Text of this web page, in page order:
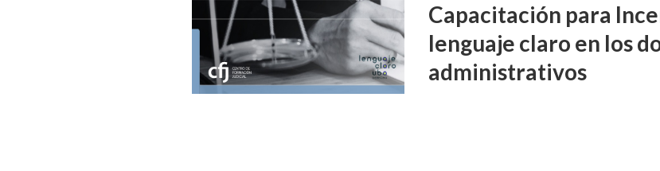
Capacitación para
lenguaje claro en los
administrativos